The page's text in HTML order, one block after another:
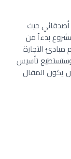
أصدقائي حيث
بدءاً من
مبادئ التجارة
وستستطيع تأسيس
يكون المقال